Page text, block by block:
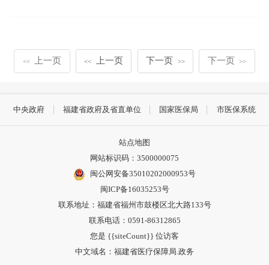
<< 上一页 << 上一页 下一页 >> 下一页 >>
中央政府 福建省政府及省直单位 国家医保局 市医保系统
站点地图
网站标识码：3500000075
闽公网安备35010202000953号
闽ICP备16035253号
联系地址：福建省福州市鼓楼区北大路133号
联系电话：0591-86312865
您是 {{siteCount}} 位访客
中文域名：福建省医疗保障局.政务